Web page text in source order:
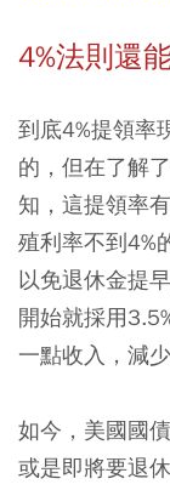
4%法則還
到底4%提領率
的，但在了解
知，這提領率
殖利率不到4%
以免退休金提
開始就採用
一點收入，減
如今，美國國
或是即將要退